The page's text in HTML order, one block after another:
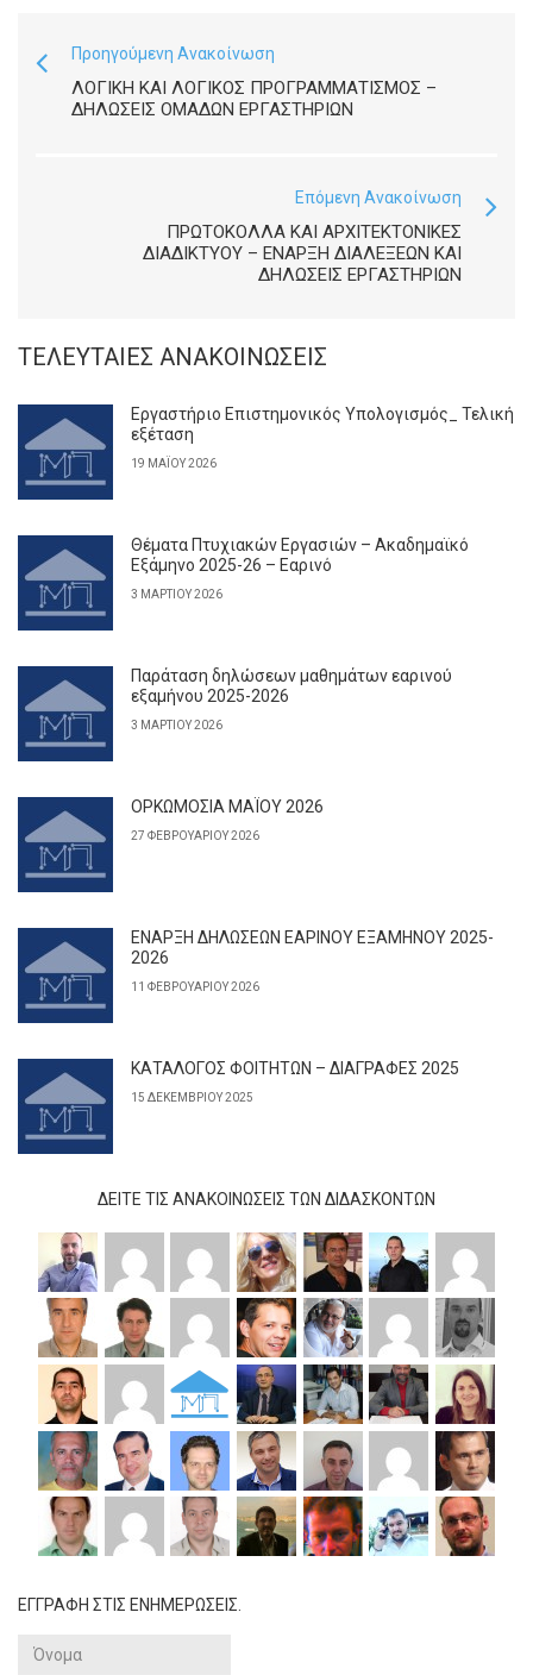
Προηγούμενη Ανακοίνωση
ΛΟΓΙΚΉ ΚΑΙ ΛΟΓΙΚΌΣ ΠΡΟΓΡΑΜΜΑΤΙΣΜΌΣ –
ΔΗΛΏΣΕΙΣ ΟΜΆΔΩΝ ΕΡΓΑΣΤΗΡΊΩΝ
Επόμενη Ανακοίνωση
ΠΡΩΤΌΚΟΛΛΑ ΚΑΙ ΑΡΧΙΤΕΚΤΟΝΙΚΈΣ
ΔΙΑΔΙΚΤΎΟΥ – ΈΝΑΡΞΗ ΔΙΑΛΈΞΕΩΝ ΚΑΙ
ΔΗΛΏΣΕΙΣ ΕΡΓΑΣΤΗΡΊΩΝ
ΤΕΛΕΥΤΑΊΕΣ ΑΝΑΚΟΙΝΏΣΕΙΣ
Εργαστήριο Επιστημονικός Υπολογισμός_ Τελική
εξέταση
19 ΜΑΪ́ΟΥ 2026
Θέματα Πτυχιακών Εργασιών – Ακαδημαϊκό
Εξάμηνο 2025-26 – Εαρινό
3 ΜΑΡΤΊΟΥ 2026
Παράταση δηλώσεων μαθημάτων εαρινού
εξαμήνου 2025-2026
3 ΜΑΡΤΊΟΥ 2026
ΟΡΚΩΜΟΣΙΑ ΜΑΪΟΥ 2026
27 ΦΕΒΡΟΥΑΡΊΟΥ 2026
ΕΝΑΡΞΗ ΔΗΛΩΣΕΩΝ ΕΑΡΙΝΟΥ ΕΞΑΜΗΝΟΥ 2025-
2026
11 ΦΕΒΡΟΥΑΡΊΟΥ 2026
ΚΑΤΑΛΟΓΟΣ ΦΟΙΤΗΤΩΝ – ΔΙΑΓΡΑΦΕΣ 2025
15 ΔΕΚΕΜΒΡΊΟΥ 2025
ΔΕΊΤΕ ΤΙΣ ΑΝΑΚΟΙΝΏΣΕΙΣ ΤΩΝ ΔΙΔΆΣΚΟΝΤΩΝ
ΕΓΓΡΑΦΗ ΣΤΙΣ ΕΝΗΜΕΡΩΣΕΙΣ.